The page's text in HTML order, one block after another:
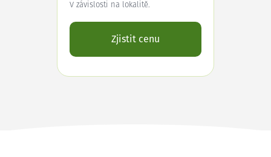
V závislosti na lokalitě.
Zjistit cenu